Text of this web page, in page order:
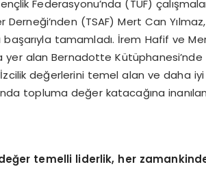
Federasyonu’nda (TUF)
(TSAF) Mert Can
başarıyla tamamladı. İrem Hafif ve
yer alan Bernadotte
İzcilik değerlerini temel alan ve daha
topluma değer katacağına
temelli liderlik, her